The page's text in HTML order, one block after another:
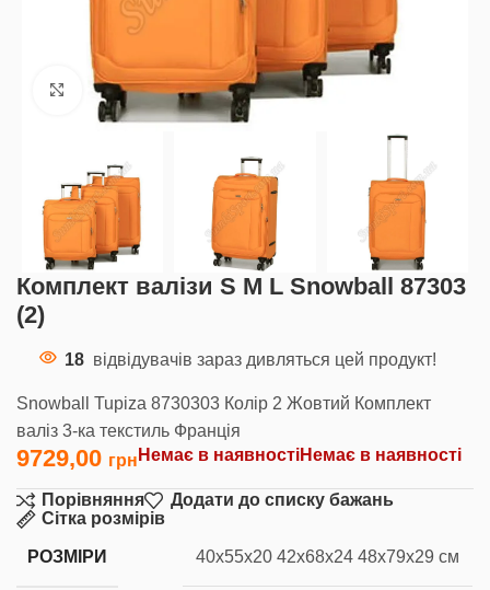
Клацніть, щоб збільшити
Комплект валізи S M L Snowball 87303
(2)
18 відвідувачів зараз дивляться цей продукт!
Snowball Tupiza 8730303 Колір 2 Жовтий Комплект
валіз 3-ка текстиль Франція
9729,00 Немає в наявностіНемає в наявності
Порівняння
Додати до списку бажань
Сітка розмірів
РОЗМІРИ 40x55x20 42x68x24 48x79x29 см